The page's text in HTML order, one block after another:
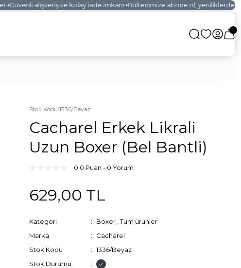
Güvenli alışveriş ve kolay iade imkanı. Bültenimize abone ol, yeniliklerden ilk
Stok Kodu:1336/Beyaz
Cacharel Erkek Likrali
Uzun Boxer (Bel Bantli)
0.0 Puan - 0 Yorum
629,00 TL
Kategori Boxer ,Tüm ürünler
Marka
Cacharel
Stok Kodu
1336/Beyaz
Stok Durumu